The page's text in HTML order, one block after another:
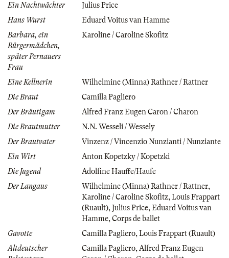
Ein Nachtwächter
Julius Price
Hans Wurst
Eduard Voitus van Hamme
Barbara, ein
Bürgermädchen,
später Pernauers
Frau
Karoline / Caroline Skofitz
Eine Kellnerin
Wilhelmine (Minna) Rathner / Rattner
Die Braut
Camilla Pagliero
Der Bräutigam
Alfred Franz Eugen Caron / Charon
Die Brautmutter
N.N. Wesseli / Wessely
Der Brautvater
Vinzenz / Vincenzio Nunzianti / Nunziante
Ein Wirt
Anton Kopetzky / Kopetzki
Die Jugend
Adolfine Hauffe/Haufe
Der Langaus
Wilhelmine (Minna) Rathner / Rattner,
Karoline / Caroline Skofitz, Louis Frappart
(Ruault), Julius Price, Eduard Voitus van
Hamme, Corps de ballet
Gavotte
Camilla Pagliero, Louis Frappart (Ruault)
Altdeutscher
Camilla Pagliero, Alfred Franz Eugen